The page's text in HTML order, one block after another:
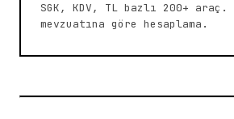
SGK, KDV, TL bazlı 200+ araç.
mevzuatına göre hesaplama.